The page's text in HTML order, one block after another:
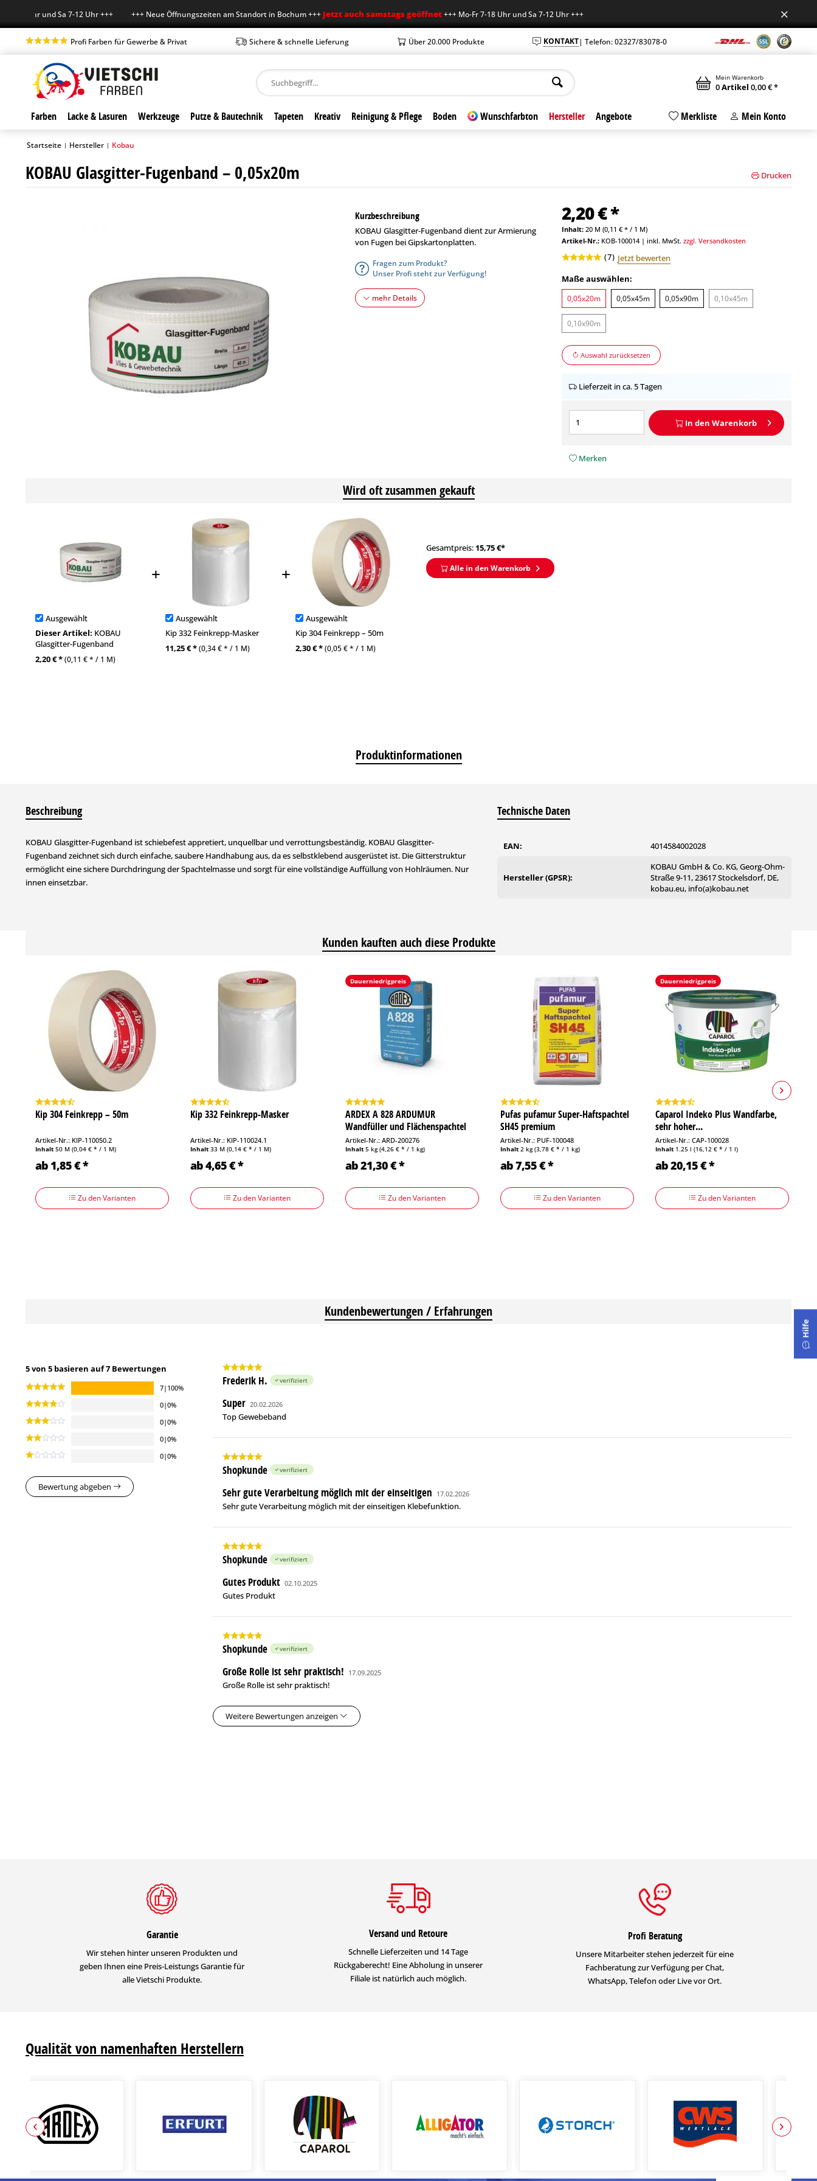
Uhr und Sa 7-12 Uhr +++ +++ Neue Öffnungszeiten am Standort in Bochum +++Jetzt auch samstags geöffnet+++ Mo-Fr 7-18 Uhr und Sa 7-12 Uhr +++
Profi Farben für Gewerbe & Privat Sichere & schnelle Lieferung Über 20.000 Produkte KONTAKT| Telefon: 02327/83078-0
Mein Warenkorb
0Artikel 0,00 € *
Farben Lacke & Lasuren Werkzeuge Putze & Bautechnik Tapeten Kreativ Reinigung & Pflege Boden Wunschfarbton Hersteller Angebote Merkliste Mein Konto
Startseite | Hersteller | Kobau
KOBAU Glasgitter-Fugenband – 0,05x20m Drucken
Kurzbeschreibung
KOBAU Glasgitter-Fugenband dient zur Armierung
von Fugen bei Gipskartonplatten.
Fragen zum Produkt?
Unser Profi steht zur Verfügung!
mehr Details
2,20 € *
Inhalt: 20 M (0,11 € * / 1 M)
Artikel-Nr.: KOB-100014| inkl. MwSt. zzgl. Versandkosten
(7) Jetzt bewerten
Maße auswählen:
0,05x20m 0,05x45m 0,05x90m 0,10x45m
0,10x90m
Auswahl zurücksetzen
Lieferzeit in ca. 5 Tagen
In den Warenkorb
Merken
Wird oft zusammen gekauft
Ausgewählt
Dieser Artikel: KOBAU
Glasgitter-Fugenband
2,20 € *(0,11 € * / 1 M)
Ausgewählt
Kip 332 Feinkrepp-Masker
11,25 € *(0,34 € * / 1 M)
Ausgewählt
Kip 304 Feinkrepp – 50m
2,30 € *(0,05 € * / 1 M)
Gesamtpreis: 15,75€*
Alle in den Warenkorb
Produktinformationen
Beschreibung
KOBAU Glasgitter-Fugenband ist schiebefest appretiert, unquellbar und verrottungsbeständig. KOBAU Glasgitter-
Fugenband zeichnet sich durch einfache, saubere Handhabung aus, da es selbstklebend ausgerüstet ist. Die Gitterstruktur
ermöglicht eine sichere Durchdringung der Spachtelmasse und sorgt für eine vollständige Auffüllung von Hohlräumen. Nur
innen einsetzbar.
Technische Daten
EAN: 4014584002028
Hersteller (GPSR):
KOBAU GmbH & Co. KG, Georg-Ohm-
Straße 9-11, 23617 Stockelsdorf, DE,
kobau.eu, info(a)kobau.net
Kunden kauften auch diese Produkte
Kip 304 Feinkrepp – 50m
Artikel-Nr.: KIP-110050.2
Inhalt 50 M (0,04 € * / 1 M)
ab 1,85 € *
Zu den Varianten
Kip 332 Feinkrepp-Masker
Artikel-Nr.: KIP-110024.1
Inhalt 33 M (0,14 € * / 1 M)
ab 4,65 € *
Zu den Varianten
Dauerniedrigpreis
ARDEX A 828 ARDUMUR
Wandfüller und Flächenspachtel
Artikel-Nr.: ARD-200276
Inhalt 5 kg(4,26 € * / 1 kg)
ab 21,30 € *
Zu den Varianten
Pufas pufamur Super-Haftspachtel
SH45 premium
Artikel-Nr.: PUF-100048
Inhalt 2 kg(3,78 € * / 1 kg)
ab 7,55 € *
Zu den Varianten
Dauerniedrigpreis
Caparol Indeko Plus Wandfarbe,
sehr hoher...
Artikel-Nr.: CAP-100028
Inhalt 1.25 l (16,12 € * / 1 l)
ab 20,15 € *
Zu den Varianten
Kundenbewertungen / Erfahrungen
5 von 5 basieren auf 7 Bewertungen
7|100%
0|0%
0|0%
0|0%
0|0%
Bewertung abgeben
Frederik H. verifiziert
Super 20.02.2026
Top Gewebeband
Shopkunde verifiziert
Sehr gute Verarbeitung möglich mit der einseitigen 17.02.2026
Sehr gute Verarbeitung möglich mit der einseitigen Klebefunktion.
Shopkunde verifiziert
Gutes Produkt 02.10.2025
Gutes Produkt
Shopkunde verifiziert
Große Rolle ist sehr praktisch! 17.09.2025
Große Rolle ist sehr praktisch!
Weitere Bewertungen anzeigen
Garantie
Wir stehen hinter unseren Produkten und
geben Ihnen eine Preis-Leistungs Garantie für
alle Vietschi Produkte.
Versand und Retoure
Schnelle Lieferzeiten und 14 Tage
Rückgaberecht! Eine Abholung in unserer
Filiale ist natürlich auch möglich.
Profi Beratung
Unsere Mitarbeiter stehen jederzeit für eine
Fachberatung zur Verfügung per Chat,
WhatsApp, Telefon oder Live vor Ort.
Qualität von namenhaften Herstellern
Hilfe